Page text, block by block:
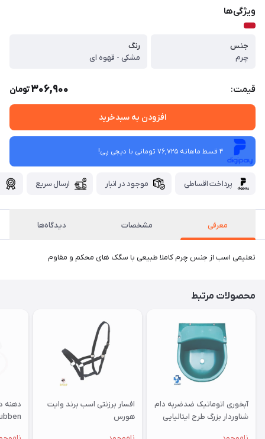
ویژگی‌ها
جنس
چرم
رنگ
مشکی - قهوه ای
قیمت: 306,900تومان
افزودن به سبدخرید
4 قسط ماهانه 76,725 تومانی با دیجی ‌پی!
پرداخت اقساطی موجود در انبار ارسال سریع
معرفی مشخصات دیدگاه‌ها
تعلیمی اسب از جنس چرم کاملا طبیعی با سگک های محکم و مقاوم
محصولات مرتبط
آبخوری اتوماتیک ضدضربه دام
شناوردار بزرگ طرح ایتالیایی
افسار برزنتی اسب برند وایت
هورس